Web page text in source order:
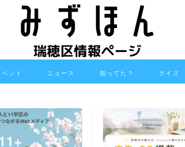
ベント ニュース 知ってた？ クイズ